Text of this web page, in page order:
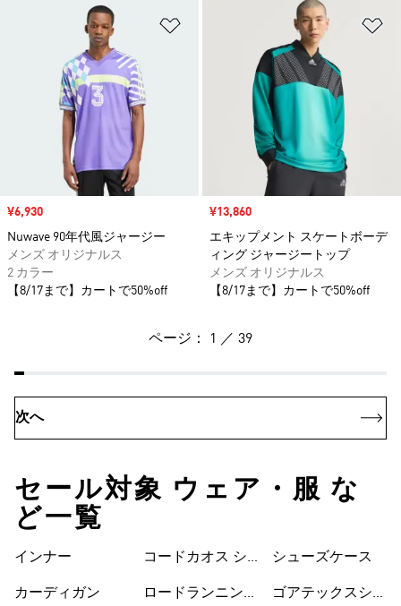
ほしいものリストに追加
セール価格
¥6,930
Nuwave 90年代風ジャージー
メンズ オリジナルス
2 カラー
【8/17まで】カートで50%off
セール価格
¥13,860
エキップメント スケートボーデ
ィング ジャージートップ
メンズ オリジナルス
【8/17まで】カートで50%off
ページ： 1 ／ 39
次へ
セール対象 ウェア・服 な
ど一覧
インナー
カーディガン
コードカオス シ
ロードランニング
シューズケース
ゴアテックスシュ